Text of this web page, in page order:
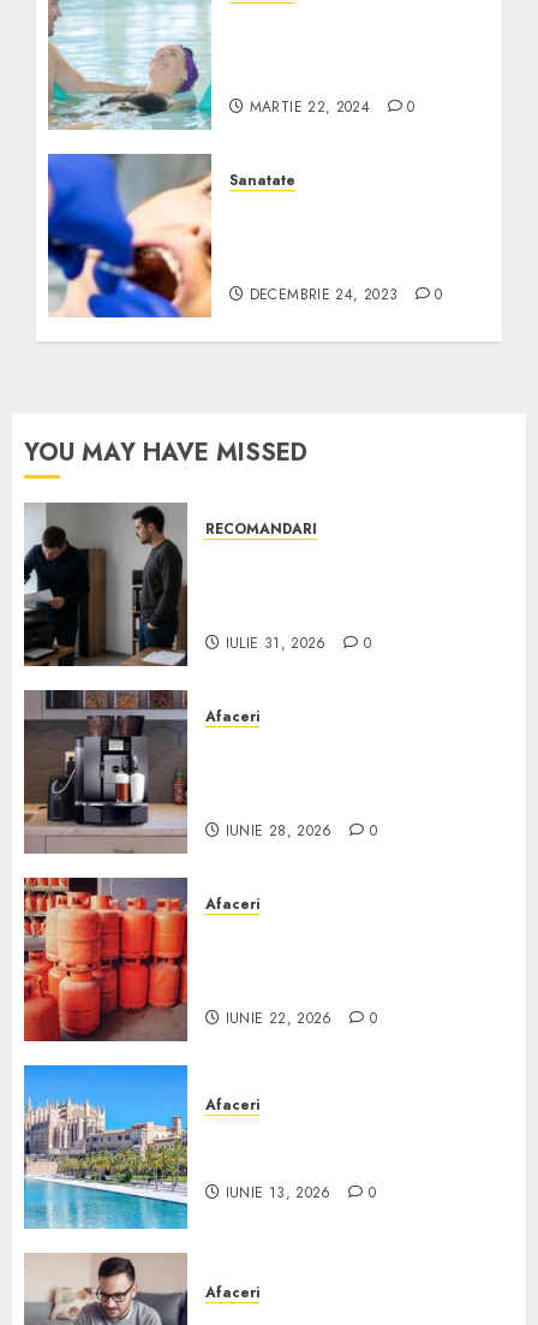
MARTIE 22, 2024 0
Sanatate
DECEMBRIE 24, 2023 0
YOU MAY HAVE MISSED
RECOMANDARI
IULIE 31, 2026 0
Afaceri
IUNIE 28, 2026 0
Afaceri
IUNIE 22, 2026 0
Afaceri
IUNIE 13, 2026 0
Afaceri